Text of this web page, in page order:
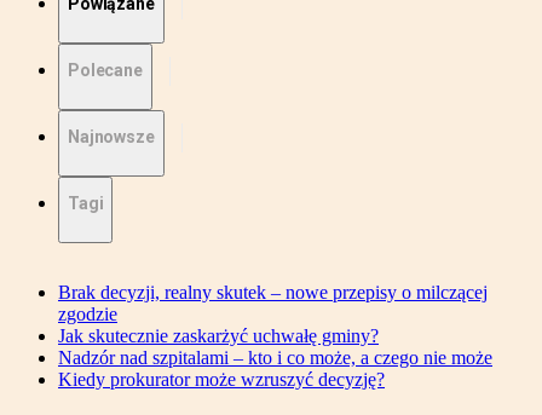
Polecane
Najnowsze
Tagi
Brak decyzji, realny skutek – nowe przepisy o milczącej
zgodzie
Jak skutecznie zaskarżyć uchwałę gminy?
Nadzór nad szpitalami – kto i co może, a czego nie może
Kiedy prokurator może wzruszyć decyzję?